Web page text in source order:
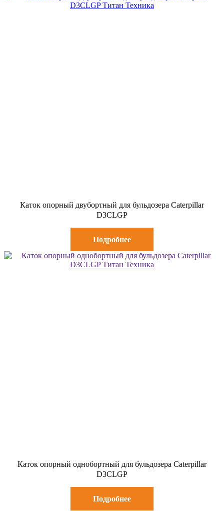
Каток опорный двубортный для бульдозера Caterpillar
D3CLGP
Подробнее
Каток опорный однобортный для бульдозера Caterpillar
D3CLGP
Подробнее